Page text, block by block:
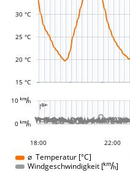
15 °C
20 °C
25 °C
30 °C

0 
10 
18:00
15:00
12:00
09:00
23:00
04:00 22:00







⌀ Temperatur [°C]
Windgeschwindigkeit []